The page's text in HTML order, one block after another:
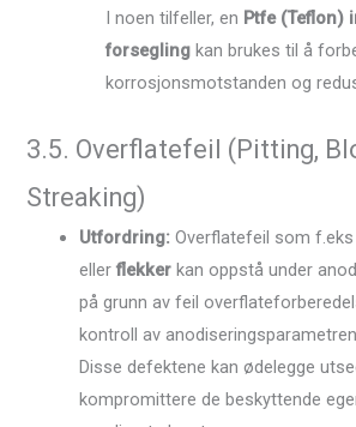
I noen tilfeller, en Ptfe (Teflon)
forsegling kan brukes til å
korrosjonsmotstanden og
3.5. Overflatefeil (Pitting,
Streaking)
Utfordring: Overflatefeil som f.eks
ellerflekker kan oppstå under
på grunn av feil
kontroll av
Disse defektene kan ødelegge
kompromittere de beskyttende